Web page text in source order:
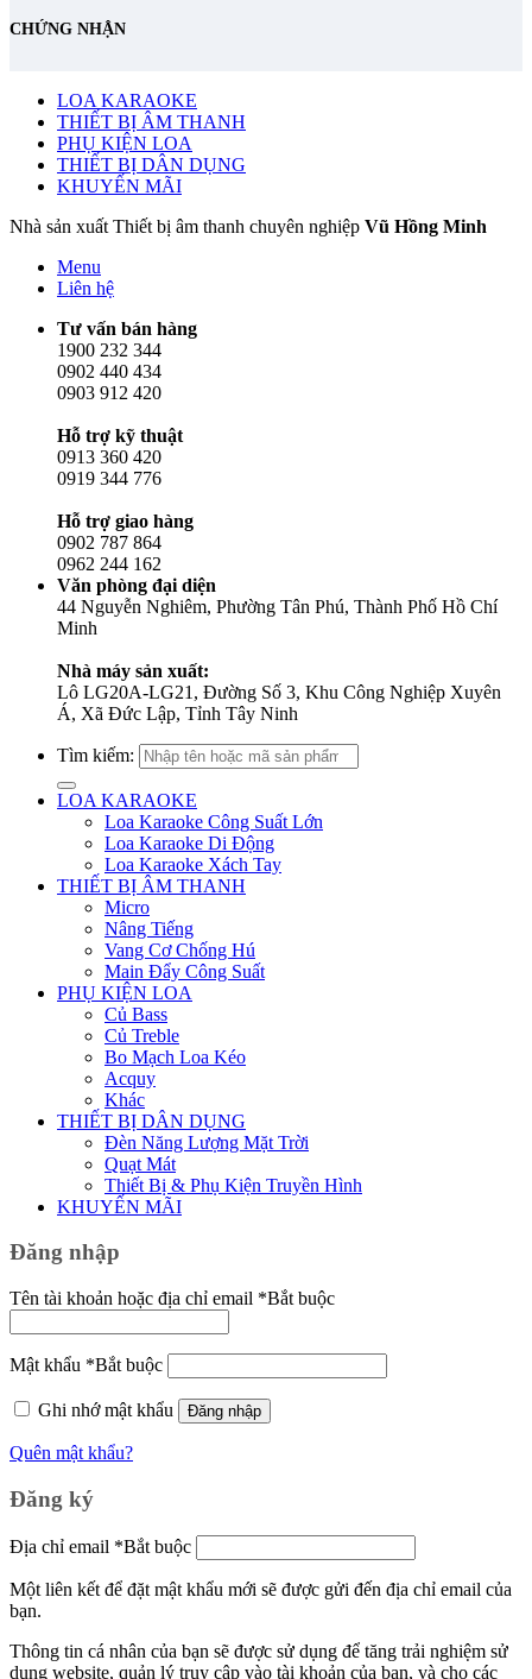
CHỨNG NHẬN
LOA KARAOKE
THIẾT BỊ ÂM THANH
PHỤ KIỆN LOA
THIẾT BỊ DÂN DỤNG
KHUYẾN MÃI
Nhà sản xuất Thiết bị âm thanh chuyên nghiệp Vũ Hồng Minh
Menu
Liên hệ
Tư vấn bán hàng
1900 232 344
0902 440 434
0903 912 420
Hỗ trợ kỹ thuật
0913 360 420
0919 344 776
Hỗ trợ giao hàng
0902 787 864
0962 244 162
Văn phòng đại diện
44 Nguyễn Nghiêm, Phường Tân Phú, Thành Phố Hồ Chí
Minh
Nhà máy sản xuất:
Lô LG20A-LG21, Đường Số 3, Khu Công Nghiệp Xuyên
Á, Xã Đức Lập, Tỉnh Tây Ninh
Tìm kiếm:
LOA KARAOKE
Loa Karaoke Công Suất Lớn
Loa Karaoke Di Động
Loa Karaoke Xách Tay
THIẾT BỊ ÂM THANH
Micro
Nâng Tiếng
Vang Cơ Chống Hú
Main Đẩy Công Suất
PHỤ KIỆN LOA
Củ Bass
Củ Treble
Bo Mạch Loa Kéo
Acquy
Khác
THIẾT BỊ DÂN DỤNG
Đèn Năng Lượng Mặt Trời
Quạt Mát
Thiết Bị & Phụ Kiện Truyền Hình
KHUYẾN MÃI
Đăng nhập
Tên tài khoản hoặc địa chỉ email *Bắt buộc
Mật khẩu *Bắt buộc
Ghi nhớ mật khẩu Đăng nhập
Quên mật khẩu?
Đăng ký
Địa chỉ email *Bắt buộc
Một liên kết để đặt mật khẩu mới sẽ được gửi đến địa chỉ email của
bạn.
Thông tin cá nhân của bạn sẽ được sử dụng để tăng trải nghiệm sử
dụng website, quản lý truy cập vào tài khoản của bạn, và cho các